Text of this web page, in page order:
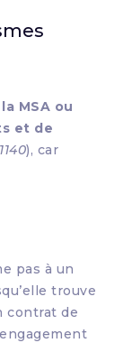
MSA ou
et de
), car
pas à un
trouve
contrat de